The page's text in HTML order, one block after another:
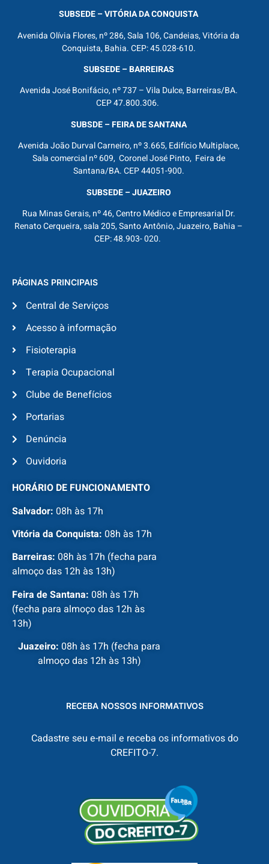
SUBSEDE – VITÓRIA DA CONQUISTA
Avenida Olívia Flores, nº 286, Sala 106, Candeias, Vitória da
Conquista, Bahia. CEP: 45.028-610.
SUBSEDE – BARREIRAS
Avenida José Bonifácio, nº 737 – Vila Dulce, Barreiras/BA.
CEP 47.800.306.
SUBSDE – FEIRA DE SANTANA
Avenida João Durval Carneiro, nº 3.665, Edifício Multiplace,
Sala comercial nº 609, Coronel José Pinto, Feira de
Santana/BA. CEP 44051-900.
SUBSEDE – JUAZEIRO
Rua Minas Gerais, nº 46, Centro Médico e Empresarial Dr.
Renato Cerqueira, sala 205, Santo Antônio, Juazeiro, Bahia –
CEP: 48.903- 020.
PÁGINAS PRINCIPAIS
Central de Serviços
Acesso à informação
Fisioterapia
Terapia Ocupacional
Clube de Benefícios
Portarias
Denúncia
Ouvidoria
HORÁRIO DE FUNCIONAMENTO
Salvador: 08h às 17h
Vitória da Conquista: 08h às 17h
Barreiras: 08h às 17h (fecha para
almoço das 12h às 13h)
Feira de Santana: 08h às 17h
(fecha para almoço das 12h às
13h)
Juazeiro: 08h às 17h (fecha para
almoço das 12h às 13h)
RECEBA NOSSOS INFORMATIVOS
Cadastre seu e-mail e receba os informativos do
CREFITO-7.